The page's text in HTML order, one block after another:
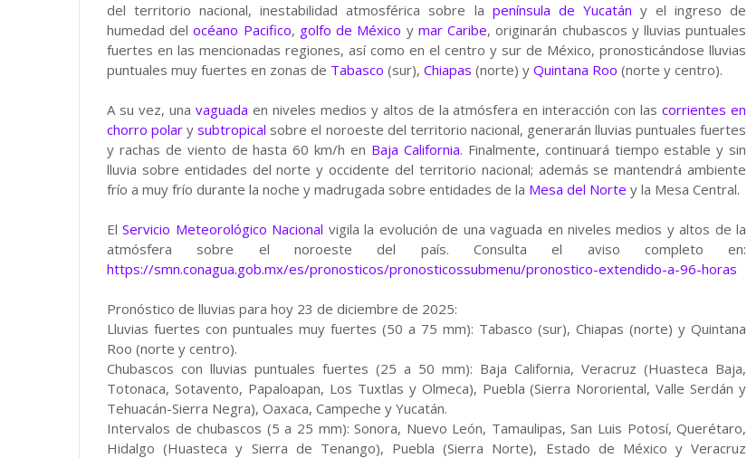
del territorio nacional, inestabilidad atmosférica sobre la península de Yucatán y el ingreso de
humedad delocéano Pacifico, golfo de México y mar Caribe, originarán chubascos y lluvias puntuales
fuertes en las mencionadas regiones, así como en el centro y sur de México, pronosticándose lluvias
puntuales muy fuertes en zonas de Tabasco (sur), Chiapas (norte) y Quintana Roo (norte y centro).
A su vez, una vaguada en niveles medios y altos de la atmósfera en interacción con lascorrientes en
chorro polar ysubtropical sobre el noroeste del territorio nacional, generarán lluvias puntuales fuertes
y rachas de viento de hasta 60 km/h en Baja California. Finalmente, continuará tiempo estable y sin
lluvia sobre entidades del norte y occidente del territorio nacional; además se mantendrá ambiente
frío a muy frío durante la noche y madrugada sobre entidades de la Mesa del Norte y la Mesa Central.
ElServicio Meteorológico Nacional vigila la evolución de una vaguada en niveles medios y altos de la
atmósfera sobre el noroeste del país. Consulta el aviso completo en:
https://smn.conagua.gob.mx/es/pronosticos/pronosticossubmenu/pronostico-extendido-a-96-horas
Pronóstico de lluvias para hoy 23 de diciembre de 2025:
Lluvias fuertes con puntuales muy fuertes (50 a 75 mm): Tabasco (sur), Chiapas (norte) y Quintana
Roo (norte y centro).
Chubascos con lluvias puntuales fuertes (25 a 50 mm): Baja California, Veracruz (Huasteca Baja,
Totonaca, Sotavento, Papaloapan, Los Tuxtlas y Olmeca), Puebla (Sierra Nororiental, Valle Serdán y
Tehuacán-Sierra Negra), Oaxaca, Campeche y Yucatán.
Intervalos de chubascos (5 a 25 mm): Sonora, Nuevo León, Tamaulipas, San Luis Potosí, Querétaro,
Hidalgo (Huasteca y Sierra de Tenango), Puebla (Sierra Norte), Estado de México y Veracruz